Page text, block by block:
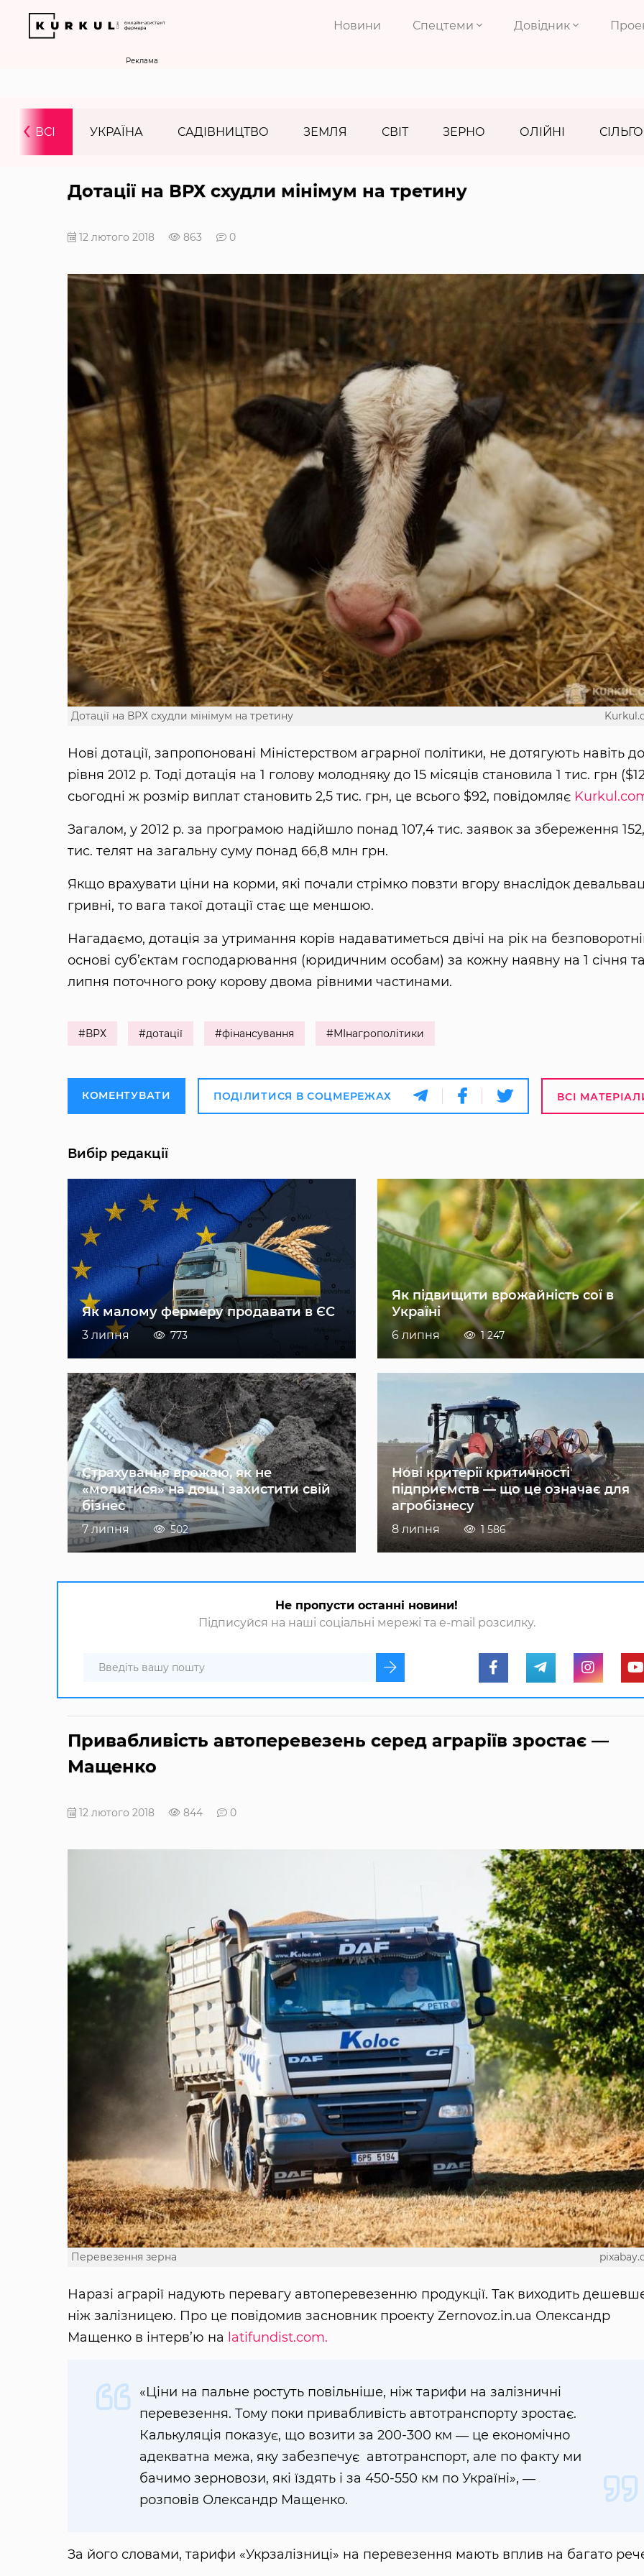
Новини Спецтеми Довідник
Реклама
ВСІ УКРАЇНА САДІВНИЦТВО ЗЕМЛЯ СВІТ ЗЕРНО ОЛІЙНІ
‹
Дотації на ВРХ схудли мінімум на третину
12 лютого 2018 863 0
Дотації на ВРХ схудли мінімум на третину
Нові дотації, запропоновані Міністерством аграрної політики, не дотягують навіть до
рівня 2012 р. Тоді дотація на 1 голову молодняку до 15 місяців становила 1 тис. грн
сьогодні ж розмір виплат становить 2,5 тис. грн, це всього $92, повідомляє
Загалом, у 2012 р. за програмою надійшло понад 107,4 тис. заявок за збереження
тис. телят на загальну суму понад 66,8 млн грн.
Якщо врахувати ціни на корми, які почали стрімко повзти вгору внаслідок
гривні, то вага такої дотації стає ще меншою.
Нагадаємо, дотація за утримання корів надаватиметься двічі на рік на
основі суб’єктам господарювання (юридичним особам) за кожну наявну на 1 січня
липня поточного року корову двома рівними частинами.
#ВРХ #дотації #фінансування #МІнагрополітики
КОМЕНТУВАТИ ПОДІЛИТИСЯ В СОЦМЕРЕЖАХ ВСІ
Вибір редакції
Як малому фермеру продавати в ЄС
3 липня 773
Як підвищити врожайність сої в
Україні
6 липня 1 247
Страхування врожаю, як не
«молитися» на дощ і захистити свій
бізнес
7 липня 502
Нові критерії критичності
підприємств — що це означає для
агробізнесу
8 липня 1 586
Не пропусти останні новини!
Підписуйся на наші соціальні мережі та e-mail розсилку.
Привабливість автоперевезень серед аграріїв зростає —
Мащенко
12 лютого 2018 844 0
Перевезення зерна
Наразі аграрії надують перевагу автоперевезенню продукції. Так виходить
ніж залізницею. Про це повідомив засновник проекту Zernovoz.in.ua Олександр
Мащенко в інтерв’ю на latifundist.com.
«Ціни на пальне ростуть повільніше, ніж тарифи на залізничні
перевезення. Тому поки привабливість автотранспорту зростає.
Калькуляція показує, що возити за 200-300 км ― це економічно
адекватна межа, яку забезпечує автотранспорт, але по факту ми
бачимо зерновози, які їздять і за 450-550 км по Україні», ―
розповів Олександр Мащенко.
За його словами, тарифи «Укрзалізниці» на перевезення мають вплив на багато